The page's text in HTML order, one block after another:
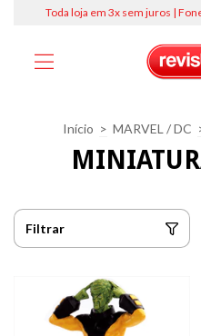
Toda loja em 3x sem juros |
Início > MARVEL / DC
Filtrar